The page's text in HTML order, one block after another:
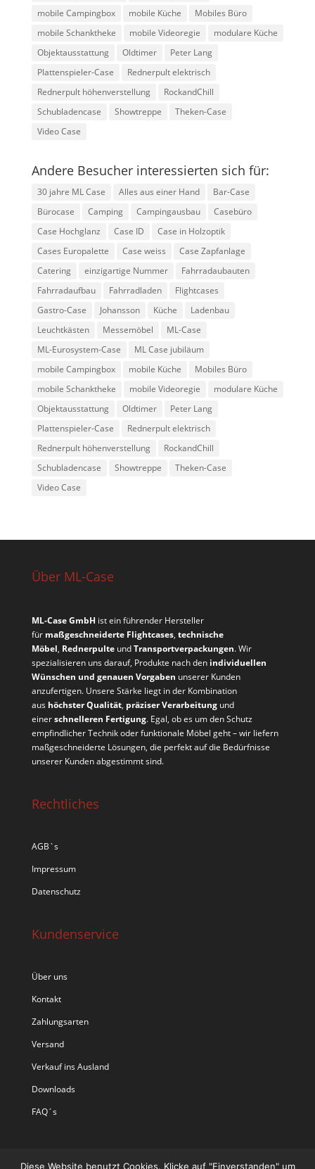
mobile Campingbox
mobile Küche
Mobiles Büro
mobile Schanktheke
mobile Videoregie
modulare Küche
Objektausstattung
Oldtimer
Peter Lang
Plattenspieler-Case
Rednerpult elektrisch
Rednerpult höhenverstellung
RockandChill
Schubladencase
Showtreppe
Theken-Case
Video Case
Andere Besucher interessierten sich für:
30 jahre ML Case Alles aus einer Hand
Bar-Case
Bürocase
Camping Campingausbau
Casebüro
Case Hochglanz
Case ID
Case in Holzoptik
Cases Europalette
Case weiss
Case Zapfanlage
Catering
einzigartige Nummer
Fahrradaubauten
Fahrradaufbau
Fahrradladen
Flightcases
Gastro-Case
Johansson Küche
Ladenbau
Leuchtkästen
Messemöbel
ML-Case
ML-Eurosystem-Case
ML Case jubiläum
mobile Campingbox
mobile Küche
Mobiles Büro
mobile Schanktheke
mobile Videoregie
modulare Küche
Objektausstattung
Oldtimer
Peter Lang
Plattenspieler-Case
Rednerpult elektrisch
Rednerpult höhenverstellung
RockandChill
Schubladencase
Showtreppe
Theken-Case
Video Case
Über ML-Case
ML-Case GmbH ist ein führender Hersteller
für maßgeschneiderte Flightcases, technische
Möbel, RednerpulteundTransportverpackungen. Wir
spezialisieren uns darauf, Produkte nach den individuellen
Wünschen und genauen Vorgaben unserer Kunden
anzufertigen. Unsere Stärke liegt in der Kombination
aus höchster Qualität, präziser Verarbeitungund
einerschnelleren Fertigung. Egal, ob es um den Schutz
empfindlicher Technik oder funktionale Möbel geht – wir liefern
maßgeschneiderte Lösungen, die perfekt auf die Bedürfnisse
unserer Kunden abgestimmt sind.
Rechtliches
AGB`s
Impressum
Datenschutz
Kundenservice
Über uns
Kontakt
Zahlungsarten
Versand
Verkauf ins Ausland
Downloads
FAQ´s
Diese Website benutzt Cookies. Klicke auf "Einverstanden" um